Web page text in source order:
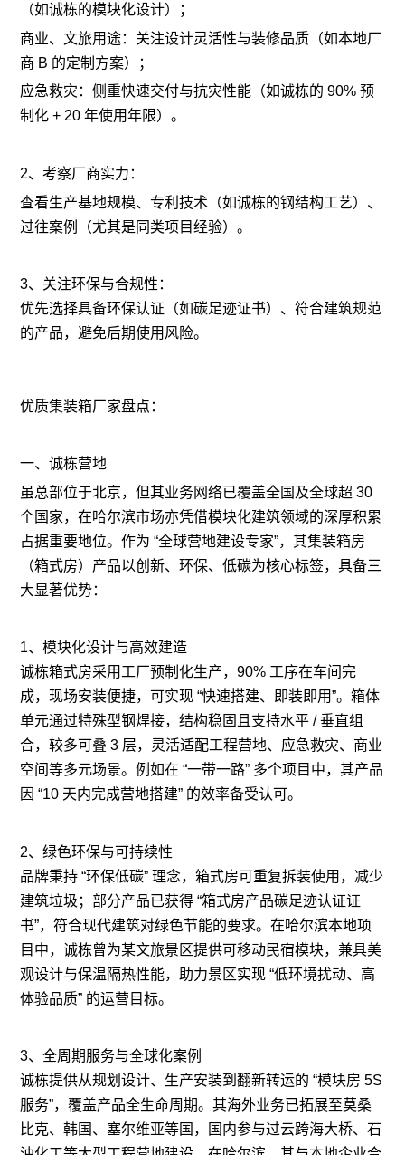
（如诚栋的模块化设计）；
商业、文旅用途：关注设计灵活性与装修品质（如本地厂
商 B 的定制方案）；
应急救灾：侧重快速交付与抗灾性能（如诚栋的 90% 预
制化 + 20 年使用年限）。
2、考察厂商实力：
查看生产基地规模、专利技术（如诚栋的钢结构工艺）、
过往案例（尤其是同类项目经验）。
3、关注环保与合规性：
优先选择具备环保认证（如碳足迹证书）、符合建筑规范
的产品，避免后期使用风险。
优质集装箱厂家盘点：
一、诚栋营地
虽总部位于北京，但其业务网络已覆盖全国及全球超 30
个国家，在哈尔滨市场亦凭借模块化建筑领域的深厚积累
占据重要地位。作为 “全球营地建设专家”，其集装箱房
（箱式房）产品以创新、环保、低碳为核心标签，具备三
大显著优势：
1、模块化设计与高效建造
诚栋箱式房采用工厂预制化生产，90% 工序在车间完
成，现场安装便捷，可实现 “快速搭建、即装即用”。箱体
单元通过特殊型钢焊接，结构稳固且支持水平 / 垂直组
合，较多可叠 3 层，灵活适配工程营地、应急救灾、商业
空间等多元场景。例如在 “一带一路” 多个项目中，其产品
因 “10 天内完成营地搭建” 的效率备受认可。
2、绿色环保与可持续性
品牌秉持 “环保低碳” 理念，箱式房可重复拆装使用，减少
建筑垃圾；部分产品已获得 “箱式房产品碳足迹认证证
书”，符合现代建筑对绿色节能的要求。在哈尔滨本地项
目中，诚栋曾为某文旅景区提供可移动民宿模块，兼具美
观设计与保温隔热性能，助力景区实现 “低环境扰动、高
体验品质” 的运营目标。
3、全周期服务与全球化案例
诚栋提供从规划设计、生产安装到翻新转运的 “模块房 5S
服务”，覆盖产品全生命周期。其海外业务已拓展至莫桑
比克、韩国、塞尔维亚等国，国内参与过云跨海大桥、石